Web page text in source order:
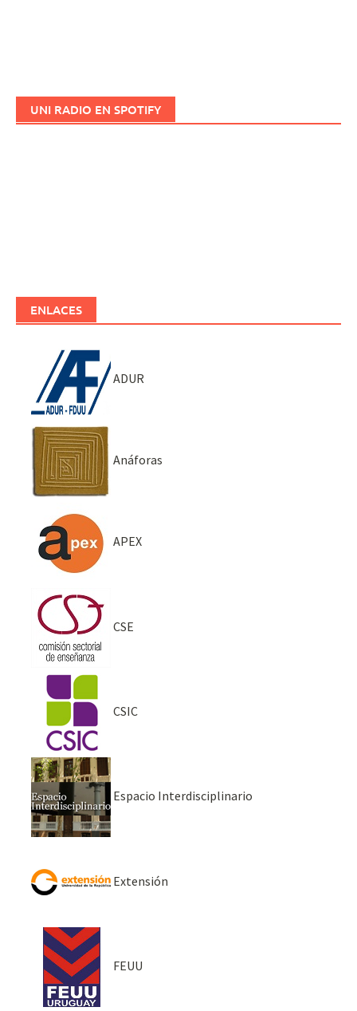
UNI RADIO EN SPOTIFY
ENLACES
ADUR
Anáforas
APEX
CSE
CSIC
Espacio Interdisciplinario
Extensión
FEUU